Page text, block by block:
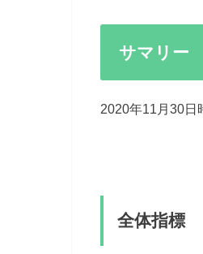
サマリー
2020年11月30日
全体指標